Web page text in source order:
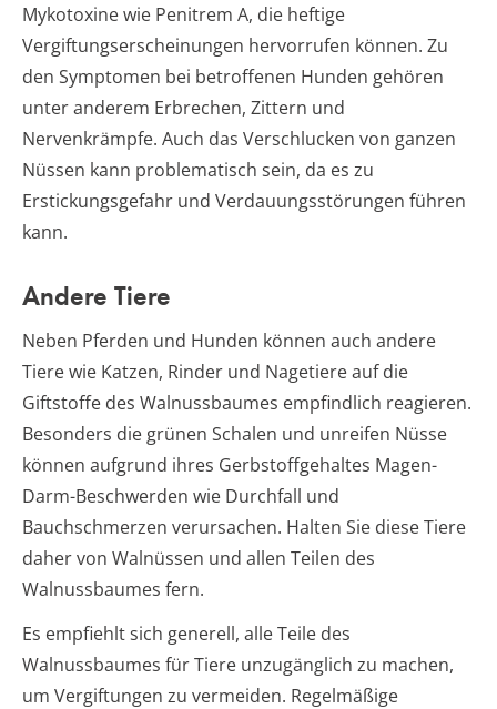
Mykotoxine wie Penitrem A, die heftige
Vergiftungserscheinungen hervorrufen können. Zu
den Symptomen bei betroffenen Hunden gehören
unter anderem Erbrechen, Zittern und
Nervenkrämpfe. Auch das Verschlucken von ganzen
Nüssen kann problematisch sein, da es zu
Erstickungsgefahr und Verdauungsstörungen führen
kann.
Andere Tiere
Neben Pferden und Hunden können auch andere
Tiere wie Katzen, Rinder und Nagetiere auf die
Giftstoffe des Walnussbaumes empfindlich reagieren.
Besonders die grünen Schalen und unreifen Nüsse
können aufgrund ihres Gerbstoffgehaltes Magen-
Darm-Beschwerden wie Durchfall und
Bauchschmerzen verursachen. Halten Sie diese Tiere
daher von Walnüssen und allen Teilen des
Walnussbaumes fern.
Es empfiehlt sich generell, alle Teile des
Walnussbaumes für Tiere unzugänglich zu machen,
um Vergiftungen zu vermeiden. Regelmäßige